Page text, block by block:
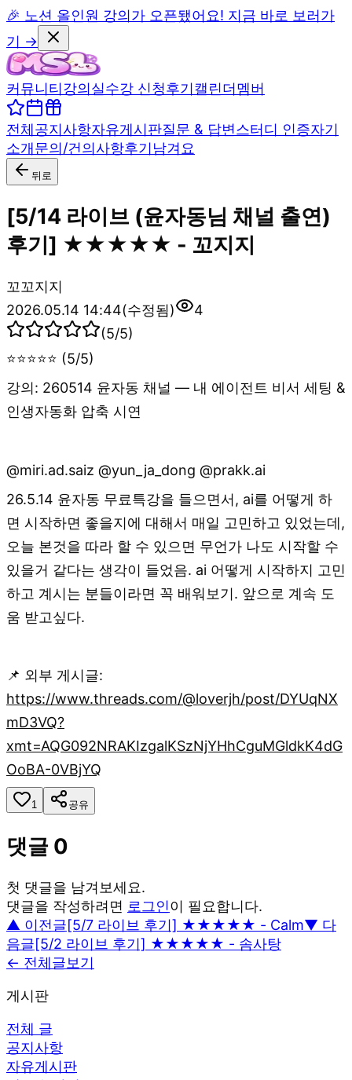
🎉 노션 올인원 강의가 오픈됐어요! 지금 바로 보러가
기 →
커뮤니티강의실수강 신청후기캘린더멤버
전체공지사항자유게시판질문 & 답변스터디 인증자기
소개문의/건의사항후기남겨요
뒤로
[5/14 라이브 (윤자동님 채널 출연)
후기] ★★★★★ - 꼬지지
꼬꼬지지
2026.05.14 14:44(수정됨)
4
(5/5)
⭐⭐⭐⭐⭐ (5/5)
강의: 260514 윤자동 채널 — 내 에이전트 비서 세팅 &
인생자동화 압축 시연
@miri.ad.saiz @yun_ja_dong @prakk.ai
26.5.14 윤자동 무료특강을 들으면서, ai를 어떻게 하
면 시작하면 좋을지에 대해서 매일 고민하고 있었는데,
오늘 본것을 따라 할 수 있으면 무언가 나도 시작할 수
있을거 같다는 생각이 들었음. ai 어떻게 시작하지 고민
하고 계시는 분들이라면 꼭 배워보기. 앞으로 계속 도
움 받고싶다.
📌 외부 게시글:
https://www.threads.com/@loverjh/post/DYUqNX
mD3VQ?
xmt=AQG092NRAKIzgalKSzNjYHhCguMGldkK4dG
OoBA-0VBjYQ
1 공유
댓글 0
첫 댓글을 남겨보세요.
댓글을 작성하려면 로그인이 필요합니다.
▲ 이전글[5/7 라이브 후기] ★★★★★ - Calm▼ 다
음글[5/2 라이브 후기] ★★★★★ - 솜사탕
← 전체글보기
게시판
전체 글
공지사항
자유게시판